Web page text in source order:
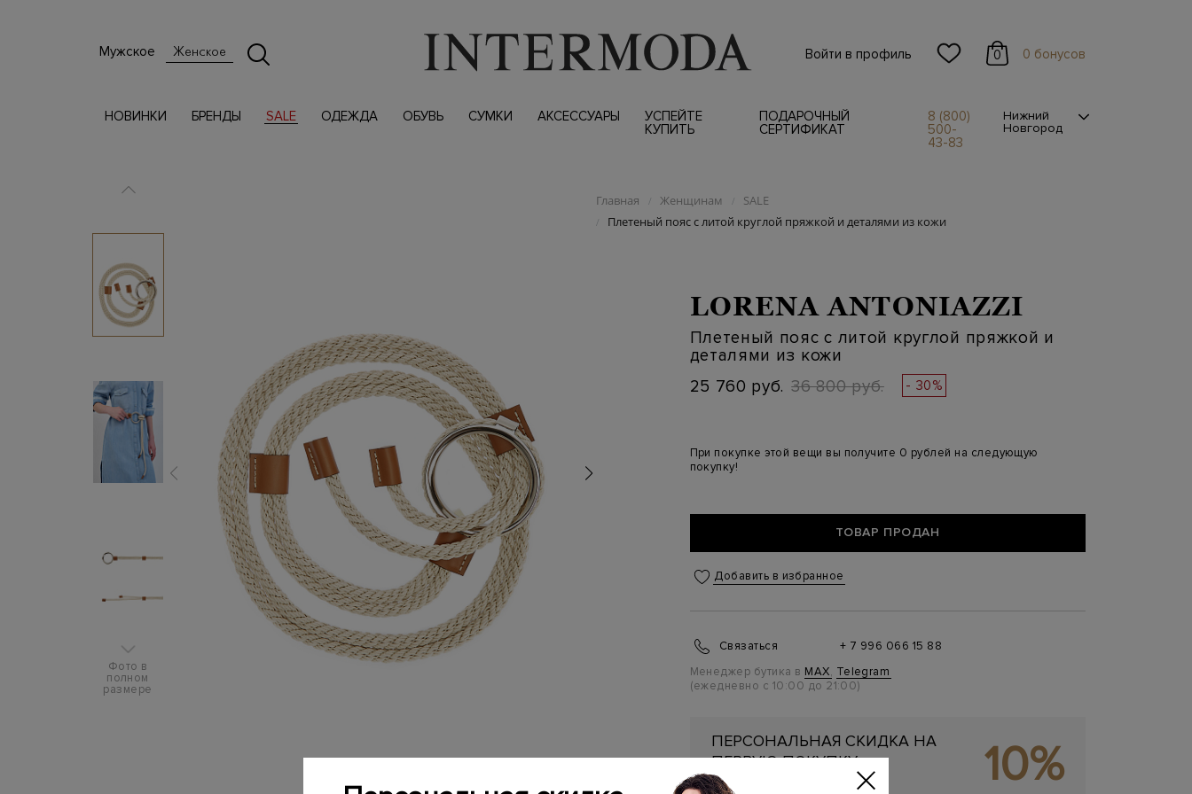
Мужское Женское Войти в профиль 0 0 бонусов
НОВИНКИ БРЕНДЫ SALE ОДЕЖДА ОБУВЬ СУМКИ АКСЕССУАРЫ
УСПЕЙТЕ
КУПИТЬ
ПОДАРОЧНЫЙ
СЕРТИФИКАТ
8 (800)
500-
43-83
Нижний
Новгород
Фото в
полном
размере
Главная / Женщинам / SALE
/ Плетеный пояс с литой круглой пряжкой и деталями из кожи
LORENA ANTONIAZZI
Плетеный пояс с литой круглой пряжкой и
деталями из кожи
25 760 руб. 36 800 руб. - 30%
При покупке этой вещи вы получите 0 рублей на следующую
покупку!
ТОВАР ПРОДАН
Добавить в избранное
Связаться
+ 7 996 066 15 88
Менеджер бутика в MAX, Telegram
(ежедневно с 10:00 до 21:00)
ПЕРСОНАЛЬНАЯ СКИДКА НА
ПЕРВУЮ ПОКУПКУ
Подробнее 10%